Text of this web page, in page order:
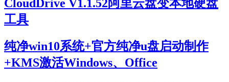
CloudDrive V1.1.52阿里云盘变本地硬盘
工具
纯净win10系统+官方纯净u盘启动制作
+KMS激活Windows、Office